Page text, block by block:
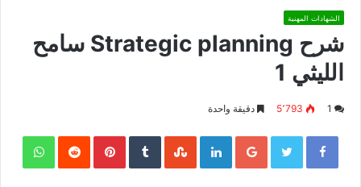
الشهادات المهنية
شرح Strategic planning سامح
الليثي 1
5٬793 دقيقة واحدة
Facebook
Twitter
Google+
LinkedIn
Pinterest